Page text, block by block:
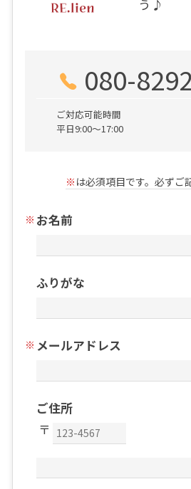
う♪
080-
ご対応可能時間
平日9:00～17:00
※ は必須項目です。必ずご
お名前
ふりがな
メールアドレス
ご住所